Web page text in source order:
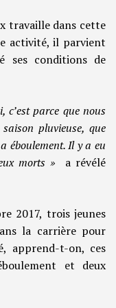
travaille dans cette
activité, il parvient
ses conditions de
c’est parce que nous
pluvieuse, que
éboulement. Il y a eu
morts » a révélé
2017, trois jeunes
la carrière pour
apprend-t-on, ces
et deux